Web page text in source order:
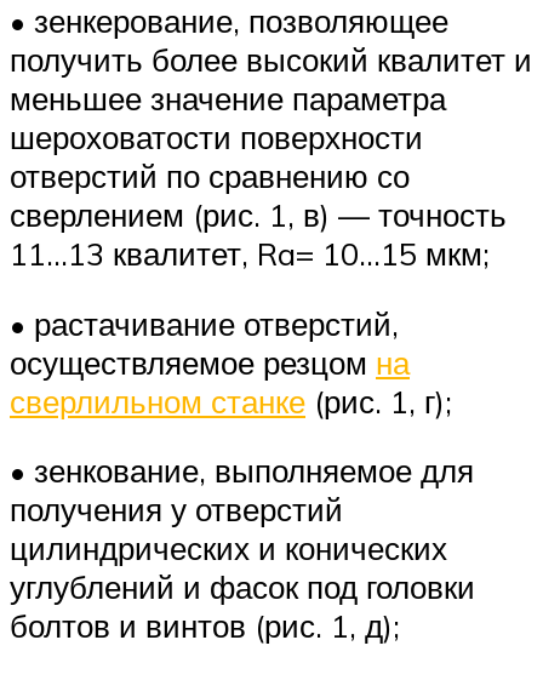
• зенкерование, позволяющее
получить более высокий квалитет и
меньшее значение параметра
шероховатости поверхности
отверстий по сравнению со
сверлением (рис. 1, в) — точность
11…13 квалитет, Ra= 10…15 мкм;
• растачивание отверстий,
осуществляемое резцом на
сверлильном станке (рис. 1, г);
• зенкование, выполняемое для
получения у отверстий
цилиндрических и конических
углублений и фасок под головки
болтов и винтов (рис. 1, д);